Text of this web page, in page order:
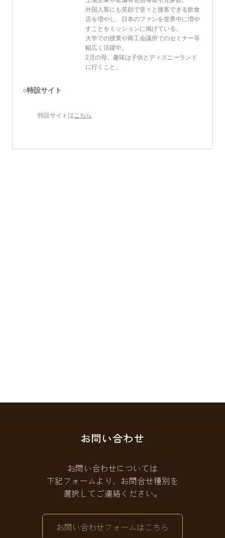
外国人客にも笑顔で堂々と接客できる飲食
店を増やし、日本のファンを世界中に増や
すことをミッションに掲げている。
大学での授業や商工会議所でのセミナー等
幅広く活躍中。
2児の母。趣味は子供とディズニーランド
に行くこと。
○特設サイト
特設サイトは こちら
お問い合わせ
お問い合わせについては
下記フォームより、お問合せ種別を
選択してご連絡ください。
お問い合わせフォームはこちら